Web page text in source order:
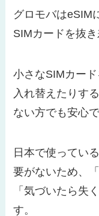
グロモバはeSIM
SIMカードを抜
小さなSIMカー
入れ替えたりす
ない方でも安心で
日本で使ってい
要がないため、
「気づいたら失
す。